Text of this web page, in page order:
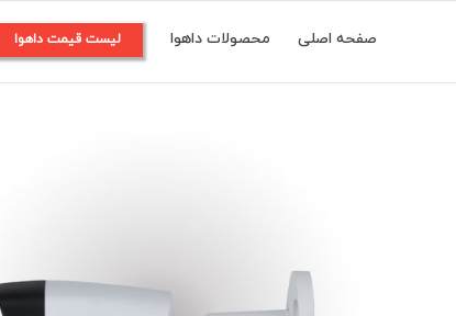
content
صفحه اصلی محصولات داهوا لیست قیمت داهوا